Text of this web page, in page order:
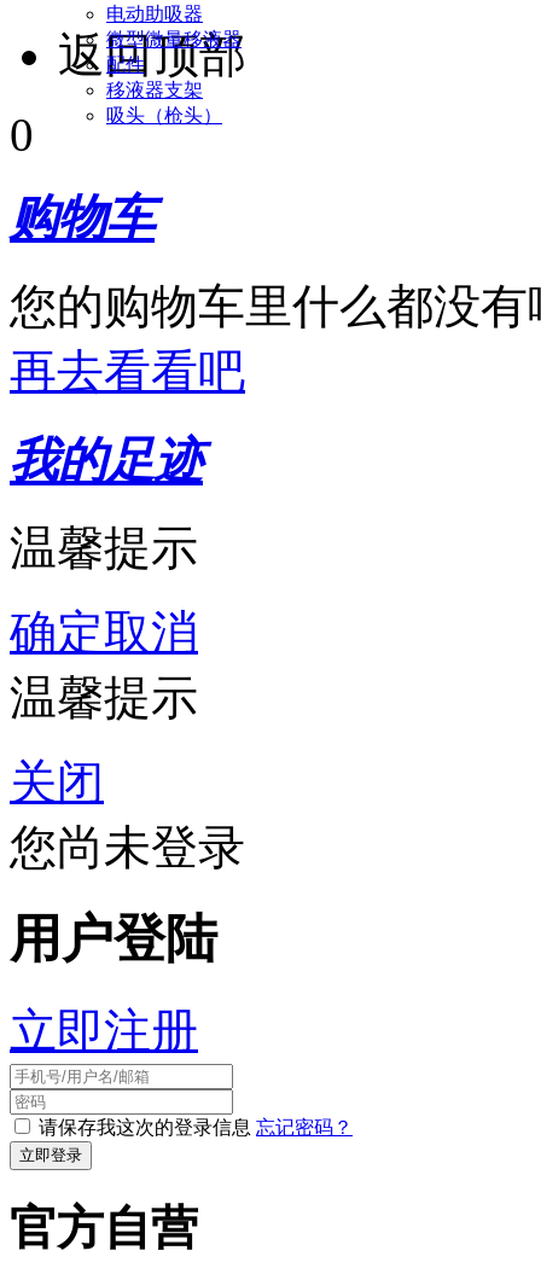
电动助吸器
微型微量移液器
配件
移液器支架
吸头（枪头）
返回顶部
0
购物车
您的购物车里什么都没有
再去看看吧
我的足迹
温馨提示
确定取消
温馨提示
关闭
您尚未登录
用户登陆
立即注册
请保存我这次的登录信息 忘记密码？
官方自营